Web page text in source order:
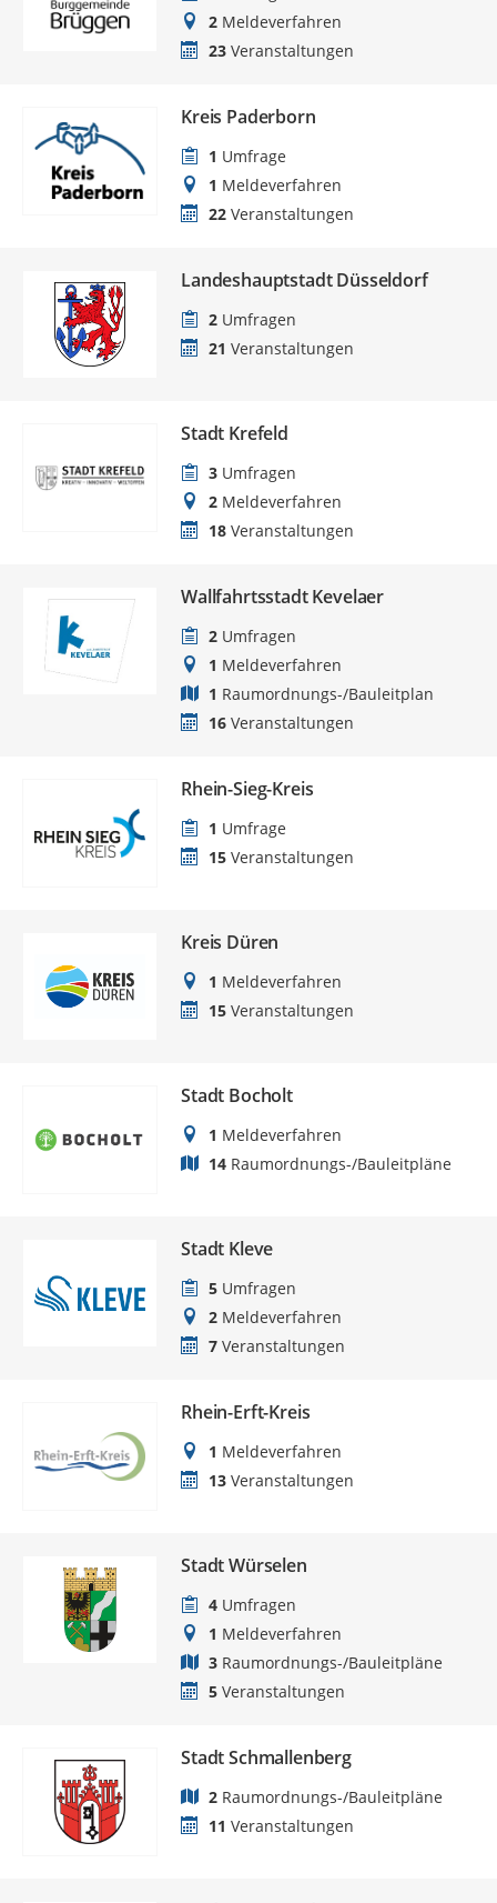
2 Meldeverfahren
23 Veranstaltungen
Kreis Paderborn
1 Umfrage
1 Meldeverfahren
22 Veranstaltungen
Landeshauptstadt Düsseldorf
2 Umfragen
21 Veranstaltungen
Stadt Krefeld
3 Umfragen
2 Meldeverfahren
18 Veranstaltungen
Wallfahrtsstadt Kevelaer
2 Umfragen
1 Meldeverfahren
1 Raumordnungs-/Bauleitplan
16 Veranstaltungen
Rhein-Sieg-Kreis
1 Umfrage
15 Veranstaltungen
Kreis Düren
1 Meldeverfahren
15 Veranstaltungen
Stadt Bocholt
1 Meldeverfahren
14 Raumordnungs-/Bauleitpläne
Stadt Kleve
5 Umfragen
2 Meldeverfahren
7 Veranstaltungen
Rhein-Erft-Kreis
1 Meldeverfahren
13 Veranstaltungen
Stadt Würselen
4 Umfragen
1 Meldeverfahren
3 Raumordnungs-/Bauleitpläne
5 Veranstaltungen
Stadt Schmallenberg
2 Raumordnungs-/Bauleitpläne
11 Veranstaltungen